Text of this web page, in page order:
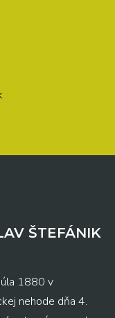
ŠTEFÁNIK
1880 v
nehode dňa 4.